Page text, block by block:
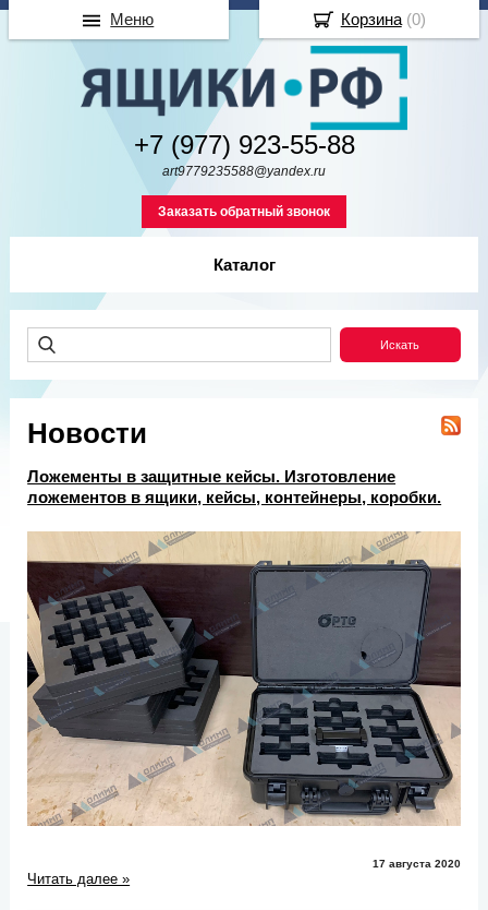
+7 (977) 923-55-88
art9779235588@yandex.ru
Заказать обратный звонок
Каталог
Новости
Ложементы в защитные кейсы. Изготовление
ложементов в ящики, кейсы, контейнеры, коробки.
17 августа 2020
Читать далее »
Корзина(0)
Меню